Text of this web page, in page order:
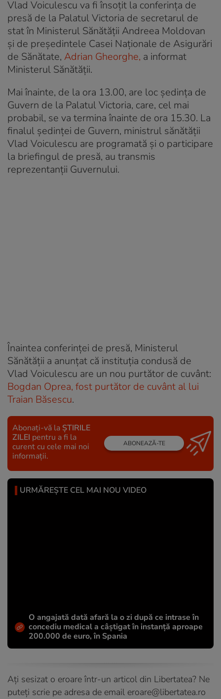
Vlad Voiculescu va fi însoțit la conferința de
presă de la Palatul Victoria de secretarul de
stat în Ministerul Sănătății Andreea Moldovan
și de președintele Casei Naționale de Asigurări
de Sănătate, Adrian Gheorghe, a informat
Ministerul Sănătății.
Mai înainte, de la ora 13.00, are loc ședința de
Guvern de la Palatul Victoria, care, cel mai
probabil, se va termina înainte de ora 15.30. La
finalul ședinței de Guvern, ministrul sănătății
Vlad Voiculescu are programată și o participare
la briefingul de presă, au transmis
reprezentanții Guvernului.
Înaintea conferinței de presă, Ministerul
Sănătății a anunțat că instituția condusă de
Vlad Voiculescu are un nou purtător de cuvânt:
Bogdan Oprea, fost purtător de cuvânt al lui
Traian Băsescu.
Abonați-vă la ȘTIRILE
ZILEI pentru a fi la
curent cu cele mai noi
informații.
ABONEAZĂ-TE
URMĂREȘTE CEL MAI NOU VIDEO
O angajată dată afară la o zi după ce intrase în
concediu medical a câștigat în instanță aproape
200.000 de euro, în Spania
Ați sesizat o eroare într-un articol din Libertatea? Ne
puteți scrie pe adresa de email eroare@libertatea.ro